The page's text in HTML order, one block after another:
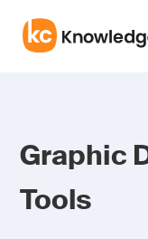
Graphic
Tools